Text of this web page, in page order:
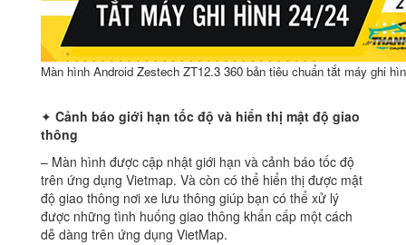
Màn hình Android Zestech ZT12.3 360 bản tiêu chuẩn tắt máy ghi
✦ Cảnh báo giới hạn tốc độ và hiển thị mật độ giao
thông
– Màn hình được cập nhật giới hạn và cảnh báo tốc độ
trên ứng dụng Vietmap. Và còn có thể hiển thị được mật
độ giao thông nơi xe lưu thông giúp bạn có thể xử lý
được những tình huống giao thông khẩn cấp một cách
dễ dàng trên ứng dụng VietMap.